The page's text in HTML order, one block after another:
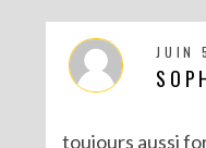
JUIN
toujours aussi